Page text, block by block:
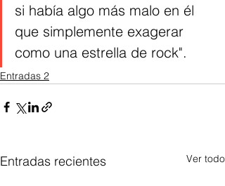
si había algo más malo en él
que simplemente exagerar
como una estrella de rock".
Entradas 2
Entradas recientes Ver todo